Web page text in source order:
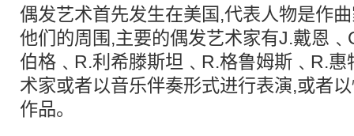
偶发艺术首先发生在美国,代表人物是作
他们的周围,主要的偶发艺术家有J.戴恩
伯格﹑R.利希滕斯坦﹑R.格鲁姆斯﹑R.
术家或者以音乐伴奏形式进行表演,或者
作品。